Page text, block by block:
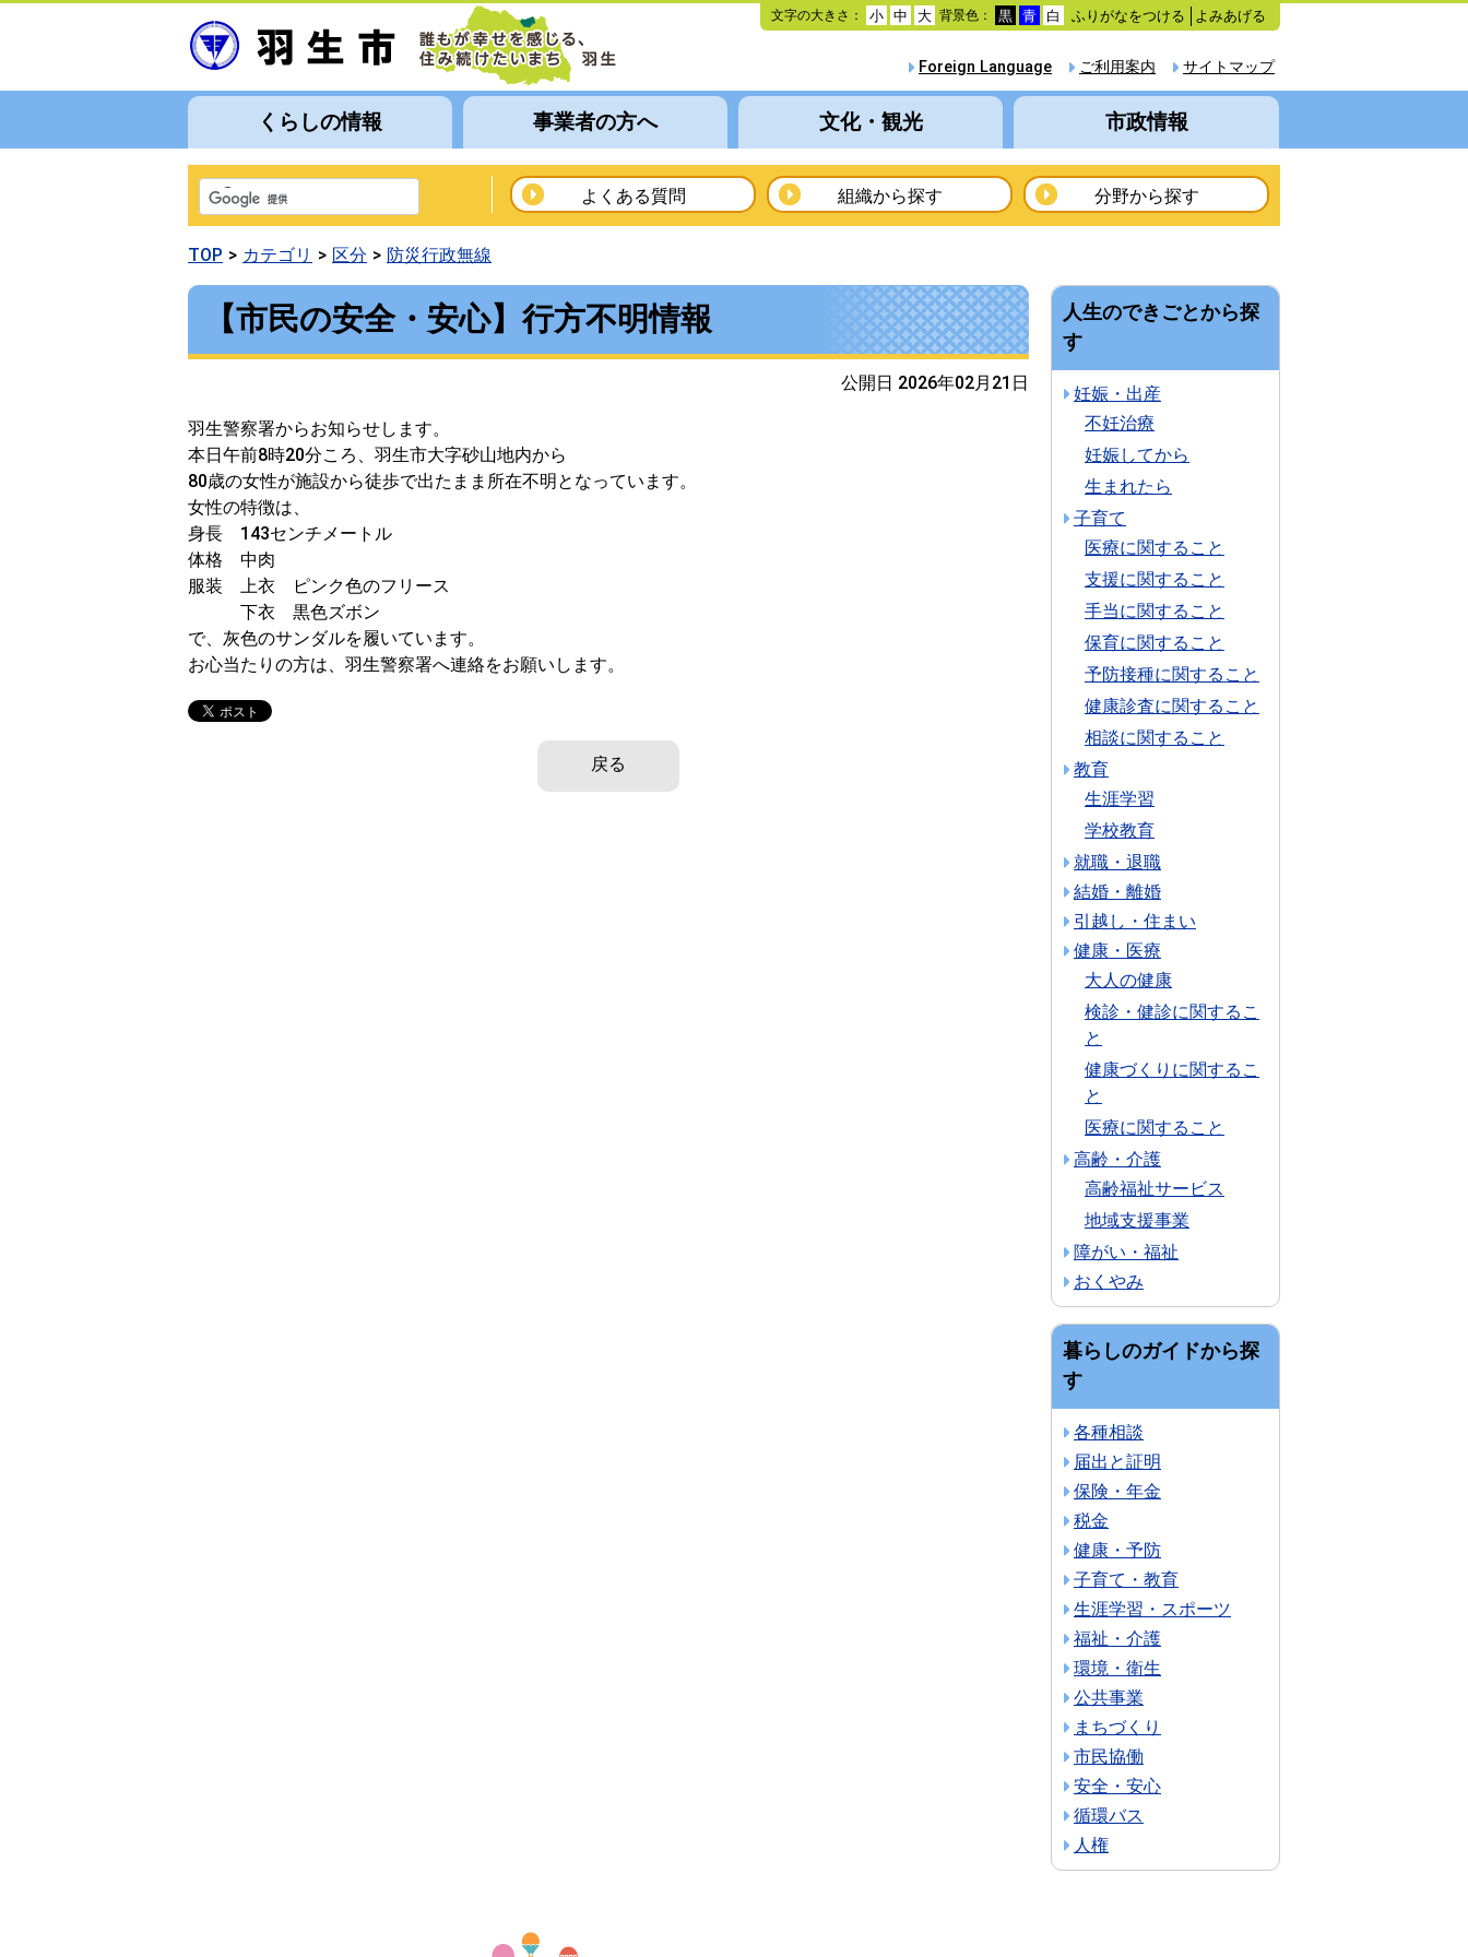
本
文
動
文字の大きさ： 小 中 大 背景色： 黒 青 白 ふりがなをつける よみあげる
サイトマップ
ご利用案内
Foreign Language
くらしの情報 事業者の方へ 文化・観光 市政情報
よくある質問 組織から探す 分野から探す
TOP カテゴリ 区分 防災行政無線
【市民の安全・安心】行方不明情報
公開日 2026年02月21日
羽生警察署からお知らせします。
本日午前8時20分ころ、羽生市大字砂山地内から
80歳の女性が施設から徒歩で出たまま所在不明となっています。
女性の特徴は、
身長 143センチメートル
体格 中肉
服装 上衣 ピンク色のフリース
下衣 黒色ズボン
で、灰色のサンダルを履いています。
お心当たりの方は、羽生警察署へ連絡をお願いします。
戻る
人生のできごとから探
す
妊娠・出産
不妊治療
妊娠してから
生まれたら
子育て
医療に関すること
支援に関すること
手当に関すること
保育に関すること
予防接種に関すること
健康診査に関すること
相談に関すること
教育
生涯学習
学校教育
就職・退職
結婚・離婚
引越し・住まい
健康・医療
大人の健康
検診・健診に関するこ
と
健康づくりに関するこ
と
医療に関すること
高齢・介護
高齢福祉サービス
地域支援事業
障がい・福祉
おくやみ
暮らしのガイドから探
す
各種相談
届出と証明
保険・年金
税金
健康・予防
子育て・教育
生涯学習・スポーツ
福祉・介護
環境・衛生
公共事業
まちづくり
市民協働
安全・安心
循環バス
人権